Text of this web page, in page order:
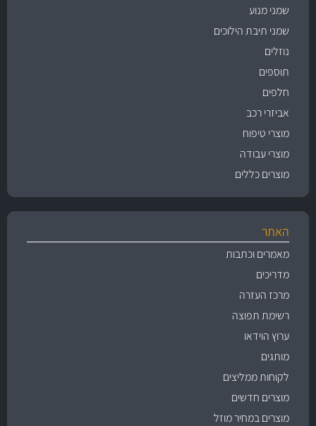
שמני מנוע
שמני תיבת הילוכים
נוזלים
תוספים
חלפים
אביזרי רכב
מוצרי טיפוח
מוצרי עבודה
מוצרים כללים
האתר
מאמרים וכתבות
מדריכים
מרכז העזרה
רשימת תפוצה
ערוץ הוידאו
מותגים
לקוחות ממליצים
מוצרים חדשים
מוצרים במחיר מוזל